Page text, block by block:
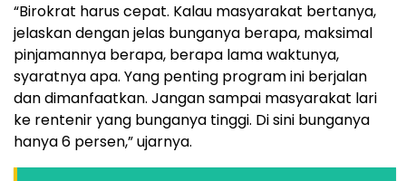
“Birokrat harus cepat. Kalau masyarakat bertanya,
jelaskan dengan jelas bunganya berapa, maksimal
pinjamannya berapa, berapa lama waktunya,
syaratnya apa. Yang penting program ini berjalan
dan dimanfaatkan. Jangan sampai masyarakat lari
ke rentenir yang bunganya tinggi. Di sini bunganya
hanya 6 persen,” ujarnya.